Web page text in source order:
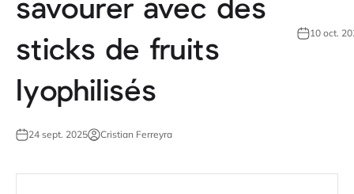
savourer avec des
sticks de fruits
lyophilisés
24 sept. 2025 Cristian Ferreyra
10 oct.